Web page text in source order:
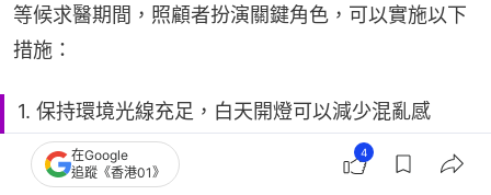
等候求醫期間，照顧者扮演關鍵角色，可以實施以下
措施：
1. 保持環境光線充足，白天開燈可以減少混亂感
2. 在病人周圍擺放熟悉物品
3. 用平靜語氣反覆確認時間地點
在Google
追蹤《香港01》
4